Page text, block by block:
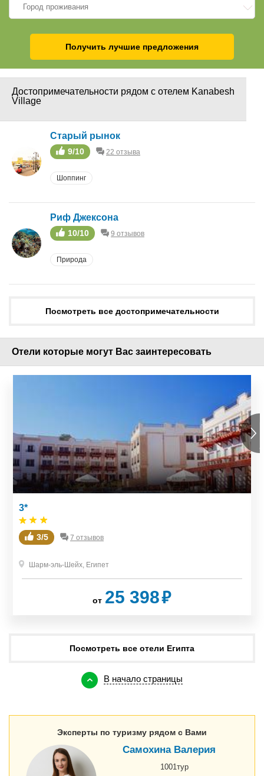
бильярд
пляжный волейбол
футбол
настольный теннис
джоггинг
Парковка
Банкомат
Парк
Терраса-солярий
Сейф на ресепшен
Город проживания
Получить лучшие предложения
Достопримечательности рядом с отелем Kanabesh
Village
Старый рынок
9/10 22 отзыва
Шоппинг
Риф Джексона
10/10 9 отзывов
Природа
Посмотреть все достопримечательности
Отели которые могут Вас заинтересовать
3*
3/5 7 отзывов
Шарм-эль-Шейх, Египет
от 25 398₽
Посмотреть все отели Египта
В начало страницы
Эксперты по туризму рядом с Вами
Самохина Валерия
1001тур